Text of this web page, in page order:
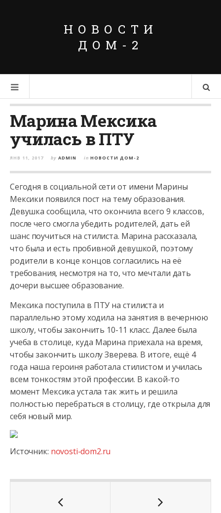
НОВОСТИ
ДОМ-2
Марина Мексика
училась в ПТУ
ЯНВ 11, 2017 by ADMIN in НОВОСТИ ДОМ-2
Сегодня в социальной сети от имени Марины
Мексики появился пост на тему образования.
Девушка сообщила, что окончила всего 9 классов,
после чего смогла убедить родителей, дать ей
шанс поучиться на стилиста. Марина рассказала,
что была и есть пробивной девушкой, поэтому
родители в конце концов согласились на её
требования, несмотря на то, что мечтали дать
дочери высшее образование.
Мексика поступила в ПТУ на стилиста и
параллельно этому ходила на занятия в вечернюю
школу, чтобы закончить 10-11 класс. Далее была
учеба в столице, куда Марина приехала на время,
чтобы закончить школу Зверева. В итоге, ещё 4
года наша героиня работала стилистом и училась
всем тонкостям этой профессии. В какой-то
момент Мексика устала так жить и решила
полностью перебраться в столицу, где открыла для
себя новый мир.
Источник: novosti-dom2.ru